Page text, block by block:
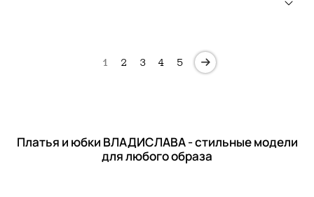
1 2 3 4 5
Платья и юбки ВЛАДИСЛАВА - стильные модели
для любого образа